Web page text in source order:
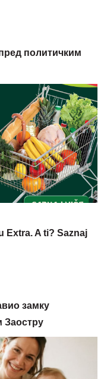
политичким
Extra. A ti? Saznaj
замку
Заостру